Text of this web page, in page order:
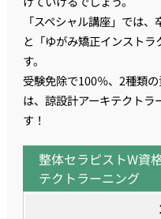
「スペシャル講座」では
と「ゆがみ矯正インスト
す。
受験免除で100％、2種類
は、諒設計アーキテクト
す！
整体セラピストW資
テクトラーニング